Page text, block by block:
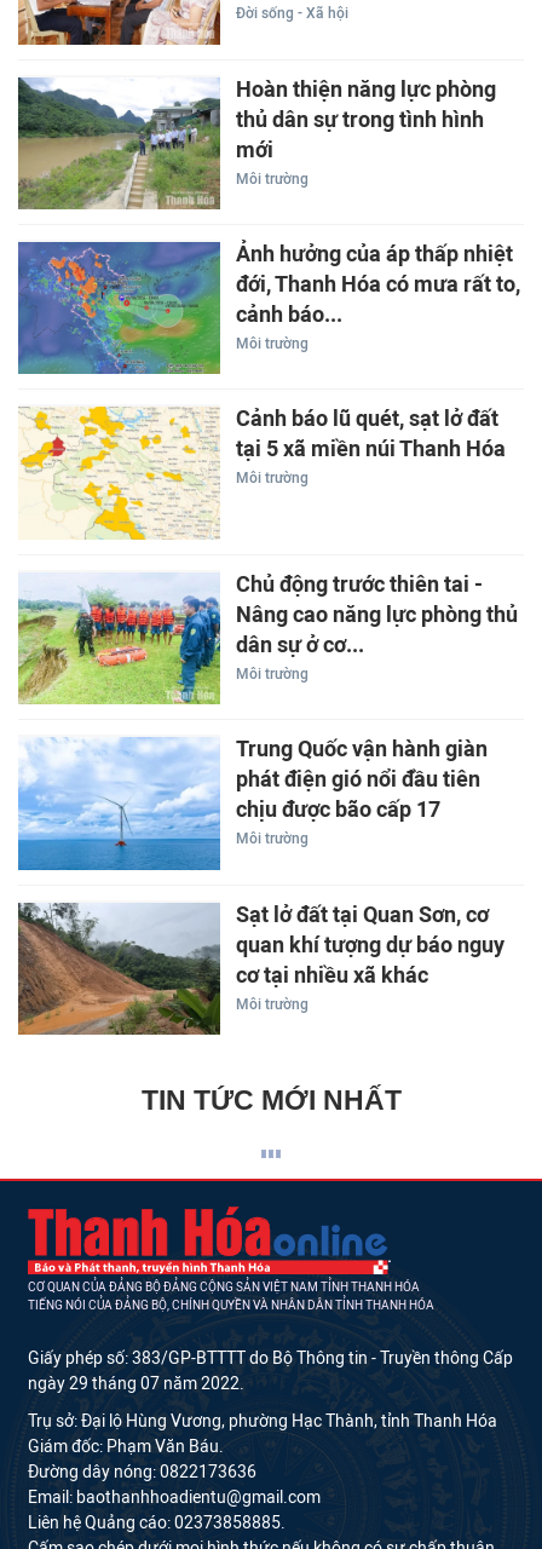
Đời sống - Xã hội
Hoàn thiện năng lực phòng
thủ dân sự trong tình hình
mới
Môi trường
Ảnh hưởng của áp thấp nhiệt
đới, Thanh Hóa có mưa rất to,
cảnh báo...
Môi trường
Cảnh báo lũ quét, sạt lở đất
tại 5 xã miền núi Thanh Hóa
Môi trường
Chủ động trước thiên tai -
Nâng cao năng lực phòng thủ
dân sự ở cơ...
Môi trường
Trung Quốc vận hành giàn
phát điện gió nổi đầu tiên
chịu được bão cấp 17
Môi trường
Sạt lở đất tại Quan Sơn, cơ
quan khí tượng dự báo nguy
cơ tại nhiều xã khác
Môi trường
TIN TỨC MỚI NHẤT
CƠ QUAN CỦA ĐẢNG BỘ ĐẢNG CỘNG SẢN VIỆT NAM TỈNH THANH HÓA
TIẾNG NÓI CỦA ĐẢNG BỘ, CHÍNH QUYỀN VÀ NHÂN DÂN TỈNH THANH HÓA
Giấy phép số: 383/GP-BTTTT do Bộ Thông tin - Truyền thông Cấp
ngày 29 tháng 07 năm 2022.
Trụ sở: Đại lộ Hùng Vương, phường Hạc Thành, tỉnh Thanh Hóa
Giám đốc: Phạm Văn Báu.
Đường dây nóng: 0822173636
Email: baothanhhoadientu@gmail.com
Liên hệ Quảng cáo: 02373858885.